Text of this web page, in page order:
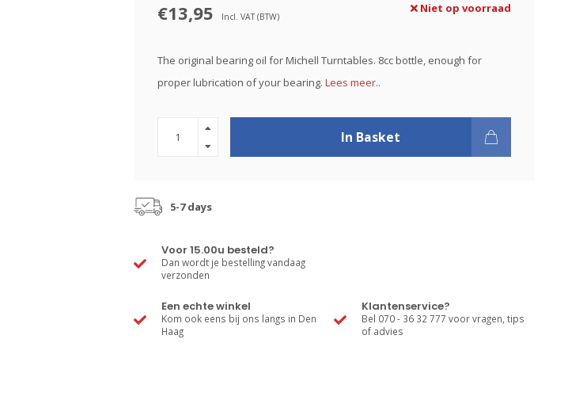
€13,95 Incl. VAT (BTW)
Niet op voorraad
The original bearing oil for Michell Turntables. 8cc bottle, enough for
proper lubrication of your bearing. Lees meer..
In Basket
5-7 days
Voor 15.00u besteld?
Dan wordt je bestelling vandaag
verzonden
Een echte winkel
Kom ook eens bij ons langs in Den
Haag
Klantenservice?
Bel 070 - 36 32 777 voor vragen, tips
of advies